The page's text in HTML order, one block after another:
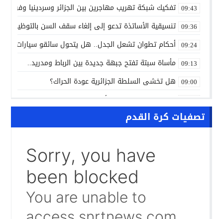
09:43 تفكيك شبكة تهريب مهاجرين بين الجزائر وسردينيا وفرنسا
09:36 تنسيقية الأساتذة تدعو إلى إلغاء سقف السن بالتوظيف
09:24 أحكام تطوان تشعل الجدل.. هل يتحول سائقو سيارات
09:13 مأساة سبتة تفتح جبهة جديدة بين الرباط ومدريد..
09:00 هل تخشى السلطة الجزائرية عودة الحراك؟
10:13 الاتفاق الفلاحي المغربي الأوروبي يدخل مرحلة الحسم..
حرب الظل الرقمية.. اتهامات للجزائر بتسخير جيوش
واشنطن تفتح ملف المينورسو من العيون..
غضب تونسي في وجه تبون.. رسالة نارية ترفض «الوصاية
تصفيات كرة القدم